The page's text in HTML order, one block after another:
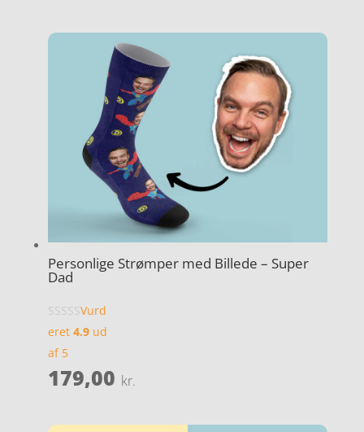
Personlige Strømper med Billede – Super
Dad
Vurd
eret 4.9ud
af 5
179,00 kr.